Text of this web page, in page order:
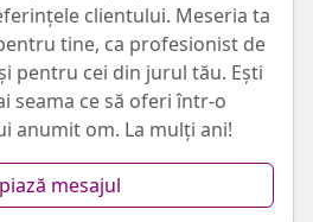
clientului. Meseria ta
tine, ca profesionist de
pentru cei din jurul tău. Ești
seama ce să oferi într-o
anumit om. La mulți ani!
mesajul